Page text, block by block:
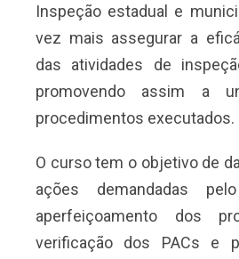
Inspeção estadual e
vez mais assegurar a
das atividades de
promovendo assim a
procedimentos executados.
O curso tem o objetivo de
ações demandadas
aperfeiçoamento dos
verificação dos PACs e